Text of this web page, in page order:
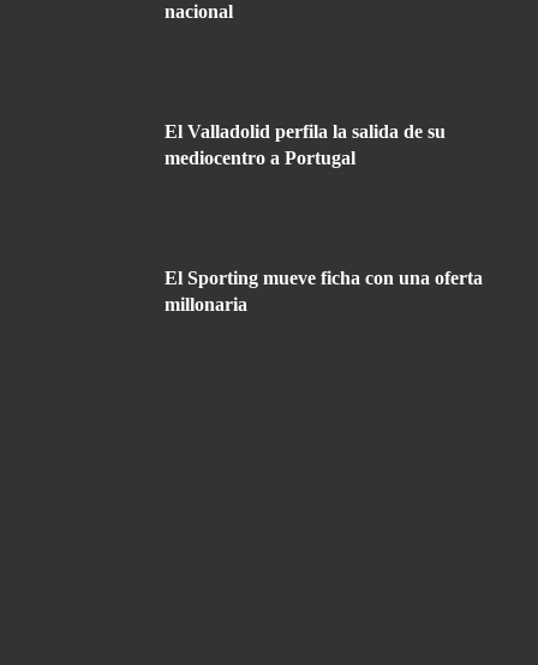
nacional
El Valladolid perfila la salida de su
mediocentro a Portugal
El Sporting mueve ficha con una oferta
millonaria